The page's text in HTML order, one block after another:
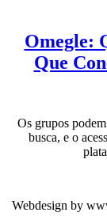
Omegle:
Que
Os grupos
busca, e o
Webdesign by